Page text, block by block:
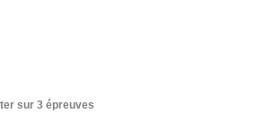
sur 3 épreuves